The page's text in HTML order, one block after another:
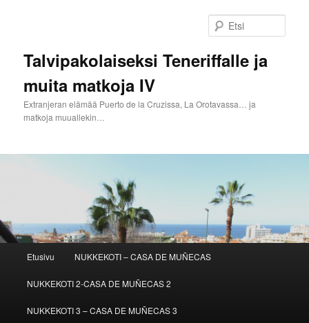
Talvipakolaiseksi Teneriffalle ja
muita matkoja IV
Extranjeran elämää Puerto de la Cruzissa, La Orotavassa… ja
matkoja muuallekin…
Etusivu NUKKEKOTI – CASA DE MUÑECAS
NUKKEKOTI 2-CASA DE MUÑECAS 2
NUKKEKOTI 3 – CASA DE MUÑECAS 3